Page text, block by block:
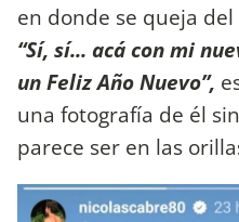
en donde se queja
“Sí, sí... acá con mi
un Feliz Año Nuevo”,
una fotografía de él
parece ser en las